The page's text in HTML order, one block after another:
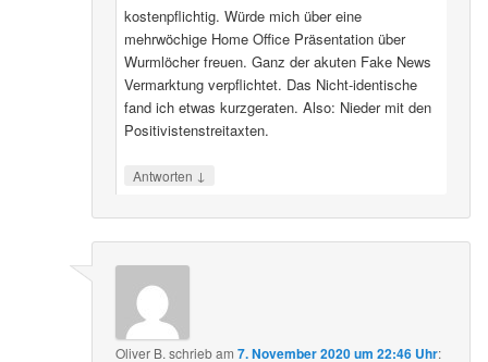
kostenpflichtig. Würde mich über eine
mehrwöchige Home Office Präsentation über
Wurmlöcher freuen. Ganz der akuten Fake News
Vermarktung verpflichtet. Das Nicht-identische
fand ich etwas kurzgeraten. Also: Nieder mit den
Positivistenstreitaxten.
Antworten ↓
Oliver B. schriebam7. November 2020 um 22:46 Uhr: